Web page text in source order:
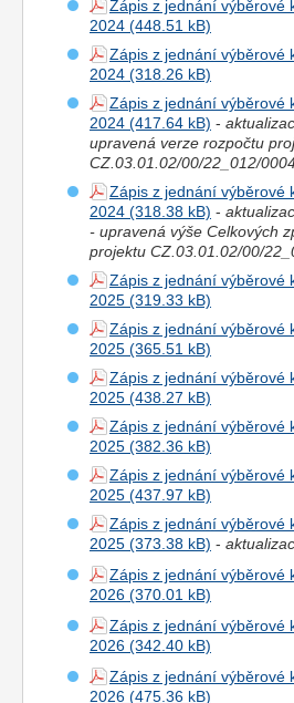
Zápis z jednání výběrové
2024
Zápis z jednání výběrové
2024
Zápis z jednání výběrové
2024
-
upravená verze rozpočtu
CZ.03.01.02/00/22_012/
Zápis z jednání výběrové
2024
-
- upravená výše Celkových
projektu CZ.03.01.02/00/
Zápis z jednání výběrové
2025
Zápis z jednání výběrové
2025
Zápis z jednání výběrové
2025
Zápis z jednání výběrové
2025
Zápis z jednání výběrové
2025
Zápis z jednání výběrové
2025
-
Zápis z jednání výběrové
2026
Zápis z jednání výběrové
2026
Zápis z jednání výběrové
2026